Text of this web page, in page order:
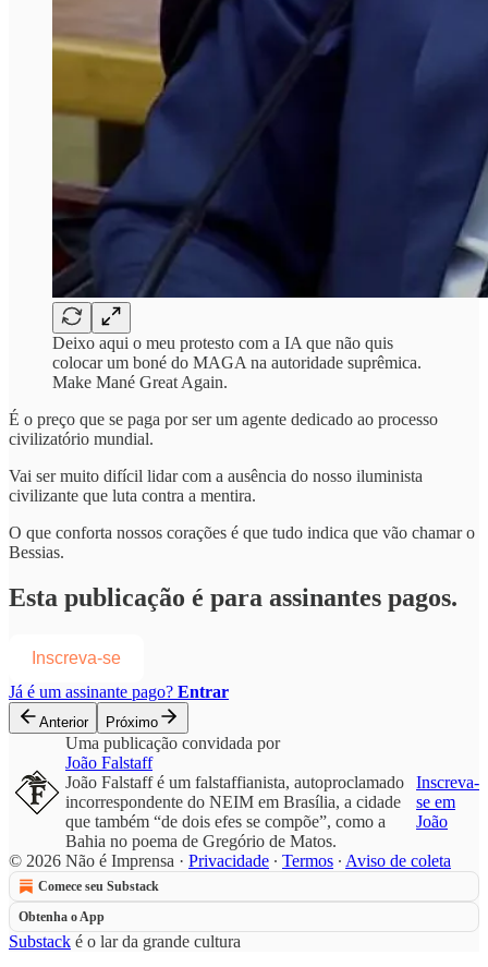
Deixo aqui o meu protesto com a IA que não quis
colocar um boné do MAGA na autoridade suprêmica.
Make Mané Great Again.
É o preço que se paga por ser um agente dedicado ao processo
civilizatório mundial.
Vai ser muito difícil lidar com a ausência do nosso iluminista
civilizante que luta contra a mentira.
O que conforta nossos corações é que tudo indica que vão chamar o
Bessias.
Esta publicação é para assinantes pagos.
Inscreva-se
Já é um assinante pago? Entrar
Anterior Próximo
Uma publicação convidada por
João Falstaff
João Falstaff é um falstaffianista, autoproclamado
incorrespondente do NEIM em Brasília, a cidade
que também “de dois efes se compõe”, como a
Bahia no poema de Gregório de Matos.
Inscreva-
se em
João
© 2026 Não é Imprensa · Privacidade ∙ Termos ∙ Aviso de coleta
Comece seu Substack
Obtenha o App
Substack é o lar da grande cultura